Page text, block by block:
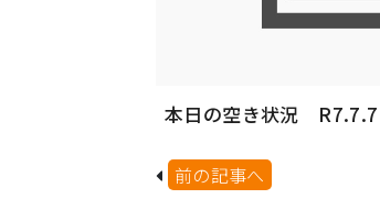
本日の空き状況 R7.7.7
前の記事へ